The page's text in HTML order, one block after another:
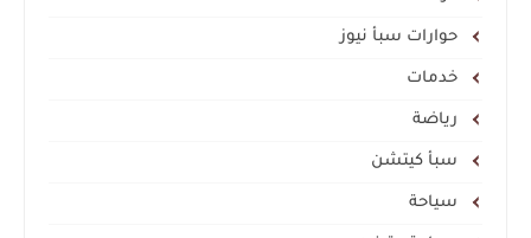
حوارات سبأ نيوز
خدمات
رياضة
سبأ كيتشن
سياحة